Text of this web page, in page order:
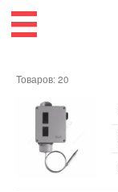
Товаров: 20